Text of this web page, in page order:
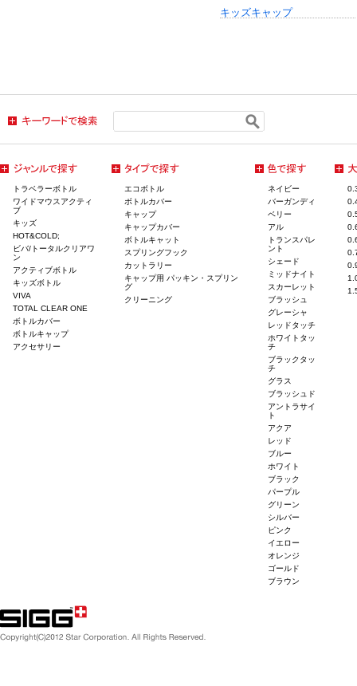
キッズキャップ
トラベラーボトル
ワイドマウスアクティ
ブ
キッズ
HOT&COLD;
ビバ/トータルクリアワ
ン
アクティブボトル
キッズボトル
VIVA
TOTAL CLEAR ONE
ボトルカバー
ボトルキャップ
アクセサリー
エコボトル
ボトルカバー
キャップ
キャップカバー
ボトルキャット
スプリングフック
カットラリー
キャップ用 パッキン・スプリン
グ
クリーニング
ネイビー
バーガンディ
ベリー
アル
トランスパレ
ント
シェード
ミッドナイト
スカーレット
ブラッシュ
グレーシャ
レッドタッチ
ホワイトタッ
チ
ブラックタッ
チ
グラス
ブラッシュド
アントラサイ
ト
アクア
レッド
ブルー
ホワイト
ブラック
パープル
グリーン
シルバー
ピンク
イエロー
オレンジ
ゴールド
ブラウン